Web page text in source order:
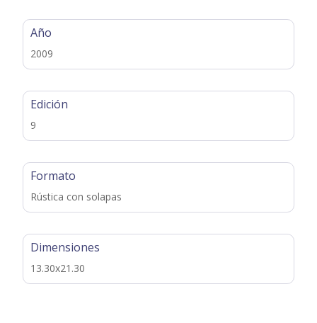
Año
2009
Edición
9
Formato
Rústica con solapas
Dimensiones
13.30x21.30